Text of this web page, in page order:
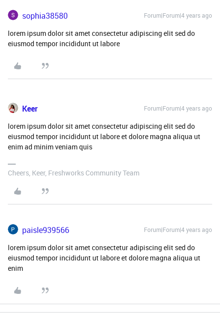
sophia38580 Forum|Forum|4 years ago
lorem ipsum dolor sit amet consectetur adipiscing elit sed do
eiusmod tempor incididunt ut labore
Keer Forum|Forum|4 years ago
lorem ipsum dolor sit amet consectetur adipiscing elit sed do
eiusmod tempor incididunt ut labore et dolore magna aliqua ut
enim ad minim veniam quis
Cheers, Keer, Freshworks Community Team
paisle939566 Forum|Forum|4 years ago
lorem ipsum dolor sit amet consectetur adipiscing elit sed do
eiusmod tempor incididunt ut labore et dolore magna aliqua ut
enim